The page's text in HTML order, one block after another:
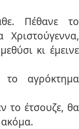
Πέθανε το
κι έμεινε
αγρόκτημα
το έτσουζε, θα